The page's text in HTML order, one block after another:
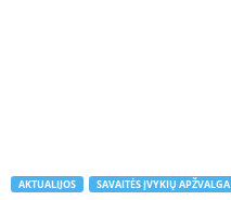
AKTUALIJOS SAVAITĖS ĮVYKIŲ APŽVALGA